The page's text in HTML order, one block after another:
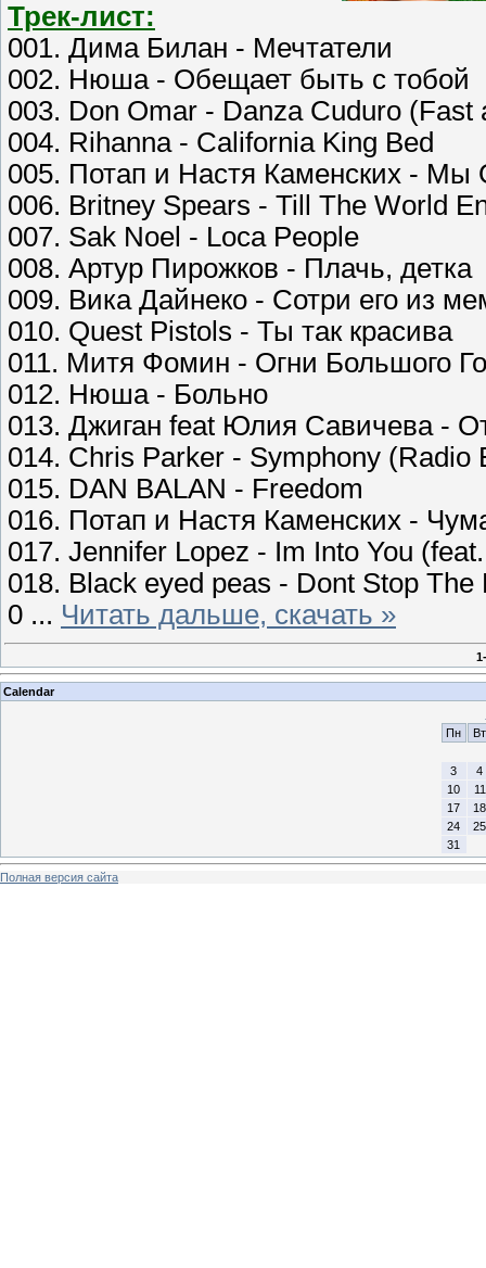
Трек-лист:
001. Дима Билан - Мечтатели
002. Нюша - Обещает быть с тобой
003. Don Omar - Danza Cuduro (Fast
004. Rihanna - California King Bed
005. Потап и Настя Каменских -
006. Britney Spears - Till The World
007. Sak Noel - Loca People
008. Артур Пирожков - Плачь, детка
009. Вика Дайнеко - Сотри его из
010. Quest Pistols - Ты так красива
011. Митя Фомин - Огни Большого
012. Нюша - Больно
013. Джиган feat Юлия Савичева -
014. Chris Parker - Symphony (Radio
015. DAN BALAN - Freedom
016. Потап и Настя Каменских -
017. Jennifer Lopez - Im Into You
018. Black eyed peas - Dont Stop The
0 ... Читать дальше, скачать »
Calendar
Пн
Вт
3
4
10
11
17
18
24
25
31
Полная версия сайта